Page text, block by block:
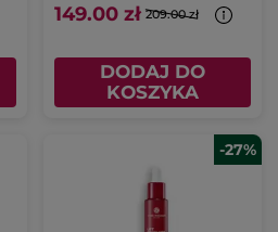
149.00 zł 209.00 zł
DODAJ DO
KOSZYKA
-27%